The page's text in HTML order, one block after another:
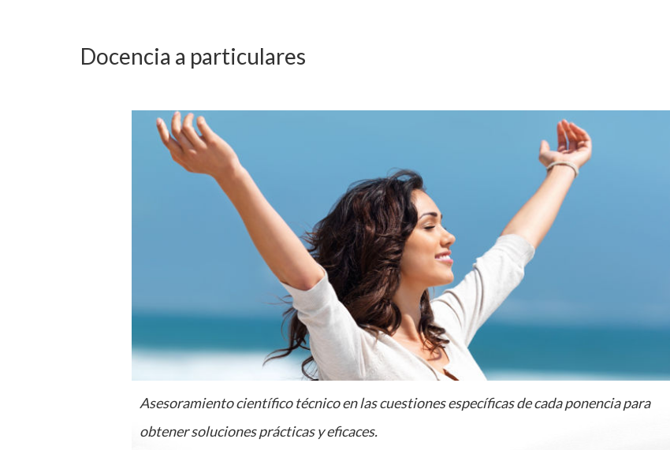
Docencia a particulares
Asesoramiento científico técnico en las cuestiones específicas de cada ponencia para
obtener soluciones prácticas y eficaces.